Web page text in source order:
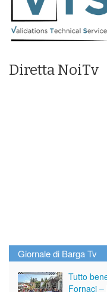
Diretta NoiTv
Giornale di Barga Tv
Tutto
Fornaci –